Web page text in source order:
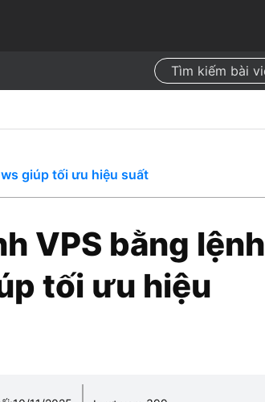
Search
giúp tối ưu hiệu suất
VPS bằng lệnh
tối ưu hiệu